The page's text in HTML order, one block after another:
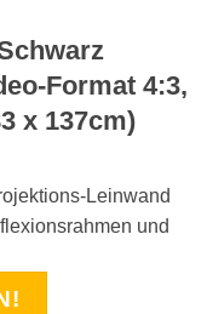
Format 4:3,
x 137cm)
Leinwand
und